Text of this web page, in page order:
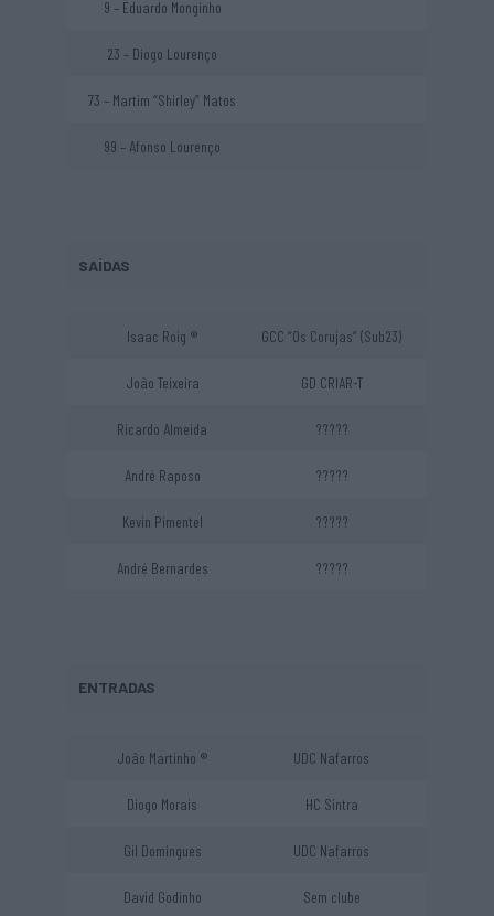
9 – Eduardo Monginho
23 – Diogo Lourenço
73 – Martim “Shirley” Matos
99 – Afonso Lourenço
SAÍDAS
Isaac Roig ® GCC “Os Corujas” (Sub23)
João Teixeira GD CRIAR-T
Ricardo Almeida ?????
André Raposo ?????
Kevin Pimentel ?????
André Bernardes ?????
ENTRADAS
João Martinho ® UDC Nafarros
Diogo Morais HC Sintra
Gil Domingues UDC Nafarros
David Godinho Sem clube